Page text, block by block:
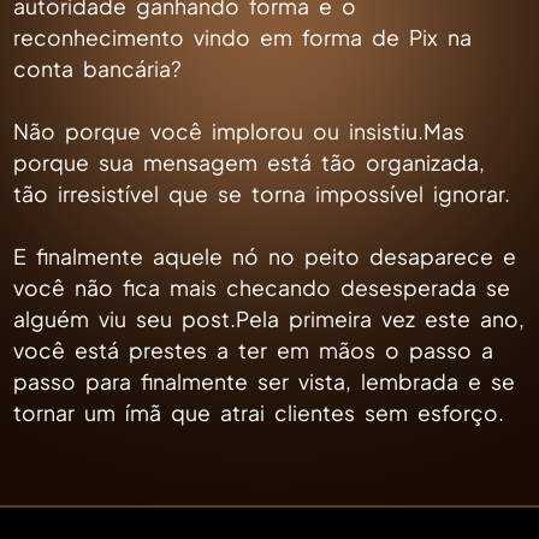
autoridade ganhando forma e o
reconhecimento vindo em forma de Pix na
conta bancária?
Não porque você implorou ou insistiu.Mas
porque sua mensagem está tão organizada,
tão irresistível que se torna impossível ignorar.
E finalmente aquele nó no peito desaparece e
você não fica mais checando desesperada se
alguém viu seu post.Pela primeira vez este ano,
você está prestes a ter em mãos o passo a
passo para finalmente ser vista, lembrada e se
tornar um ímã que atrai clientes sem esforço.